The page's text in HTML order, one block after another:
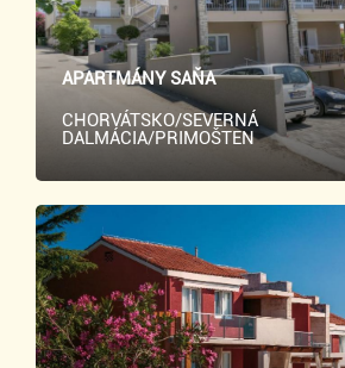
APARTMÁNY SAŇA
CHORVÁTSKO/SEVERNÁ
DALMÁCIA/PRIMOŠTEN